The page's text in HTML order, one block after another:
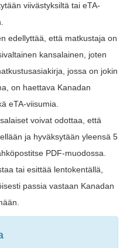
viivästyksiltä tai eTA-
edellyttää, että matkustaja on
kansalainen, joten
jossa on jokin
on haettava Kanadan
eTA-viisumia.
voivat odottaa, että
ja hyväksytään yleensä 5
PDF-muodossa.
tai esittää lentokentällä,
passia vastaan Kanadan